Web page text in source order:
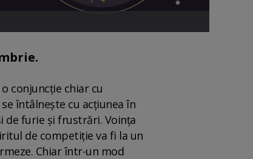
conjuncție chiar cu
întâlnește cu acțiunea în
de furie și frustrări. Voința
de competiție va fi la un
Chiar într-un mod